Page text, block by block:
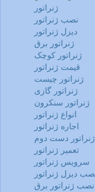
ژنراتور
نصب ژنراتور
دیزل ژنراتور
ژنراتور برق
ژنراتور کوچک
قیمت ژنراتور
ژنراتور چیست
ژنراتور گازی
ژنراتور سنکرون
انواع ژنراتور
اجاره ژنراتور
ژنراتور دست دوم
تعمیر ژنراتور
سرویس ژنراتور
دیزل ژنراتور
نصب ژنراتور برق